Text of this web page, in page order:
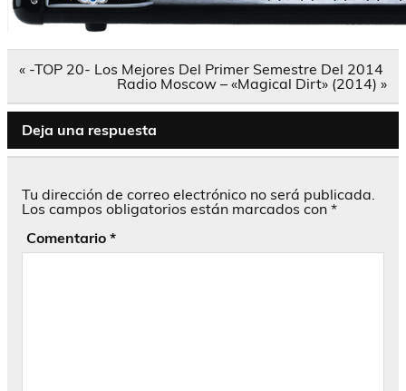
Navegación
« -TOP 20- Los Mejores Del Primer Semestre Del 2014
Radio Moscow – «Magical Dirt» (2014) »
Deja una respuesta
Tu dirección de correo electrónico no será publicada.
Los campos obligatorios están marcados con *
Comentario *